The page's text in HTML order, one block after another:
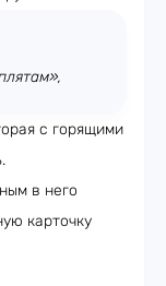
с горящими
в него
карточку